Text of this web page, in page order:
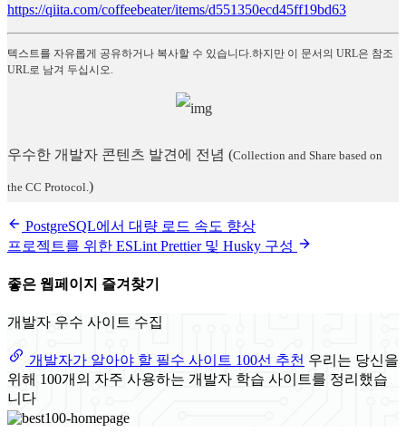
https://qiita.com/coffeebeater/items/d551350ecd45ff19bd63
텍스트를 자유롭게 공유하거나 복사할 수 있습니다.하지만 이 문서의 URL은 참조
URL로 남겨 두십시오.
우수한 개발자 콘텐츠 발견에 전념 (Collection and Share based on
the CC Protocol. )
PostgreSQL에서 대량 로드 속도 향상
프로젝트를 위한 ESLint Prettier 및 Husky 구성
좋은 웹페이지 즐겨찾기
개발자 우수 사이트 수집
개발자가 알아야 할 필수 사이트 100선 추천 우리는 당신을
위해 100개의 자주 사용하는 개발자 학습 사이트를 정리했습
니다